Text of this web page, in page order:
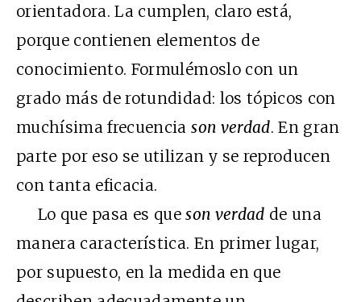
orientadora. La cumplen, claro está,
porque contienen elementos de
conocimiento. Formulémoslo con un
grado más de rotundidad: los tópicos con
muchísima frecuenciason verdad. En gran
parte por eso se utilizan y se reproducen
con tanta eficacia.
Lo que pasa es queson verdad de una
manera característica. En primer lugar,
por supuesto, en la medida en que